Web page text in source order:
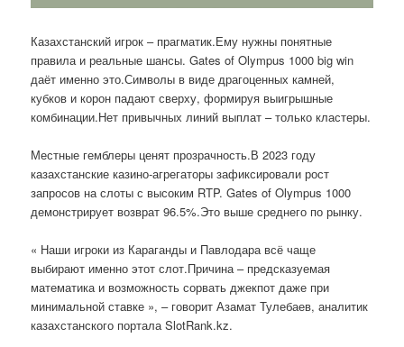
Казахстанский игрок – прагматик.Ему нужны понятные
правила и реальные шансы. Gates of Olympus 1000 big win
даёт именно это.Символы в виде драгоценных камней,
кубков и корон падают сверху, формируя выигрышные
комбинации.Нет привычных линий выплат – только кластеры.
Местные гемблеры ценят прозрачность.В 2023 году
казахстанские казино-агрегаторы зафиксировали рост
запросов на слоты с высоким RTP. Gates of Olympus 1000
демонстрирует возврат 96.5%.Это выше среднего по рынку.
« Наши игроки из Караганды и Павлодара всё чаще
выбирают именно этот слот.Причина – предсказуемая
математика и возможность сорвать джекпот даже при
минимальной ставке », – говорит Азамат Тулебаев, аналитик
казахстанского портала SlotRank.kz.